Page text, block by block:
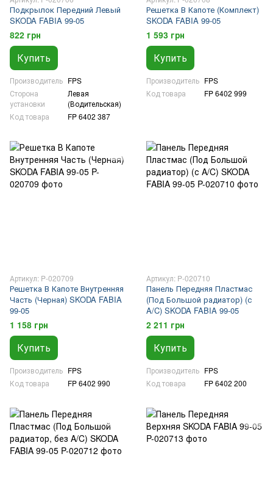
Подкрылок Передний Левый
SKODA FABIA 99-05
822 грн
Купить
Производитель FPS
Сторона
установки
Левая
(Водительская)
Код товара
FP 6402 387
Решетка В Капоте (Комплект)
SKODA FABIA 99-05
1 593 грн
Купить
Производитель FPS
Код товара
FP 6402 999
Артикул: P-020709
Решетка В Капоте Внутренняя
Часть (Черная) SKODA FABIA
99-05
1 158 грн
Купить
Производитель FPS
Код товара
FP 6402 990
Артикул: P-020710
Панель Передняя Пластмас
(Под Большой радиатор) (с
A/C) SKODA FABIA 99-05
2 211 грн
Купить
Производитель FPS
Код товара
FP 6402 200